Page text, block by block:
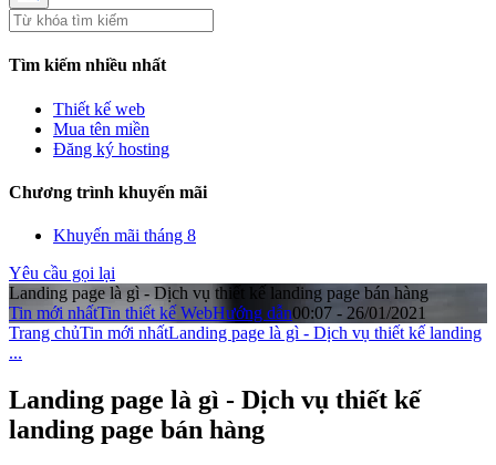
Tìm kiếm nhiều nhất
Thiết kế web
Mua tên miền
Đăng ký hosting
Chương trình khuyến mãi
Khuyến mãi tháng 8
Yêu cầu gọi lại
Landing page là gì - Dịch vụ thiết kế landing page bán hàng
Tin mới nhấtTin thiết kế WebHướng dẫn00:07 - 26/01/2021
Trang chủTin mới nhấtLanding page là gì - Dịch vụ thiết kế landing
...
Landing page là gì - Dịch vụ thiết kế
landing page bán hàng